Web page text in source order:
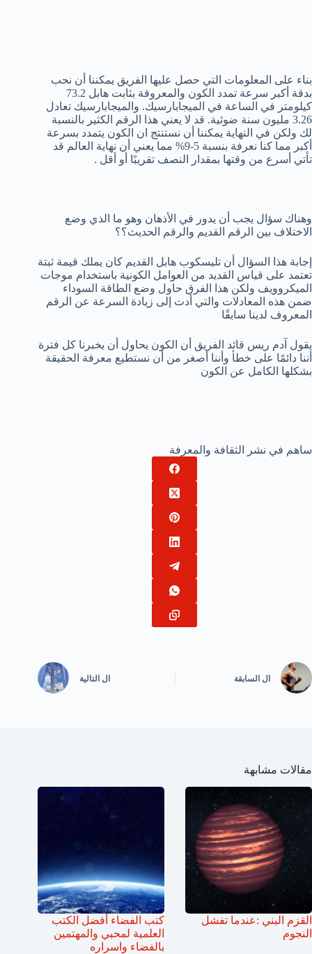
بناء على المعلومات التي حصل عليها الفريق يمكننا أن نحب
بدقة أكبر سرعة تمدد الكون والمعروفة بثابت هابل 73.2
كيلومتر في الساعة في الميجابارسيك. والميجابارسيك تعادل
3.26 مليون سنة ضوئية. قد لا يعني هذا الرقم الكثير بالنسبة
لك ولكن في النهاية يمكننا أن نستنتج ان الكون يتمدد بسرعة
أكبر مما كنا نعرفة بنسبة 5-9% مما يعني أن نهاية العالم قد
تأتي أسرع من وقتها بمقدار النصف تقريبًا أو أقل .
وهناك سؤال يجب أن يدور في الأذهان وهو ما الذي وضع
الاختلاف بين الرقم القديم والرقم الحديث؟؟
إجابة هذا السؤال أن تليسكوب هابل القديم كان يملك قيمة ثبتة
تعتمد على قياس القديد من العوامل الكونية باستخدام موجات
الميكروويف ولكن هذا الفرق حاول وضع الطاقة السوداء
ضمن هذه المعادلات والتي أدت إلى زيادة السرعة عن الرقم
المعروف لدينا سابقًا
يقول آدم ريس قائد الفريق أن الكون يحاول أن يخبرنا كل فترة
أننا دائمًا على خطأ وأننا أصغر من أن نستطيع معرفة الحقيقة
بشكلها الكامل عن الكون
ساهم في نشر الثقافة والمعرفة
ال السابقة ال التالية
مقالات مشابهة
القزم البني :عندما تفشل
النجوم
كتب الفضاء أفضل الكتب
العلمية لمحبي والمهتمين
بالفضاء واسراره